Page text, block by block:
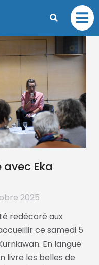
Eka
2025
redécoré aux
ce samedi 5
En langue
livre les belles de